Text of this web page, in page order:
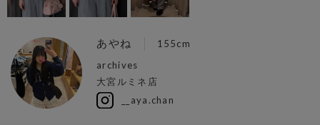
大宮ルミネ店
あやね
155cm
archives
__aya.chan